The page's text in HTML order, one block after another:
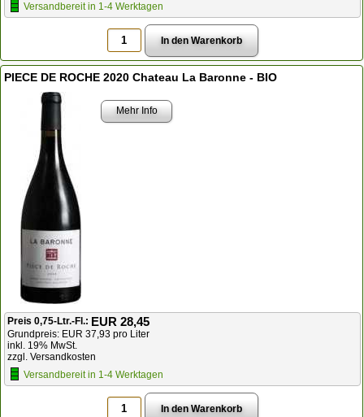
Versandbereit in 1-4 Werktagen
PIECE DE ROCHE 2020 Chateau La Baronne - BIO
Mehr Info
Preis 0,75-Ltr.-Fl.: EUR 28,45
Grundpreis: EUR 37,93 pro Liter
inkl. 19% MwSt.
zzgl. Versandkosten
Versandbereit in 1-4 Werktagen